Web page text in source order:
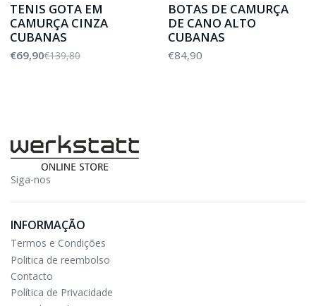
TENIS GOTA EM
CAMURÇA CINZA
CUBANAS
€69,90€139,80
BOTAS DE CAMURÇA
DE CANO ALTO
CUBANAS
€84,90
Siga-nos
INFORMAÇÃO
Termos e Condições
Politica de reembolso
Contacto
Política de Privacidade